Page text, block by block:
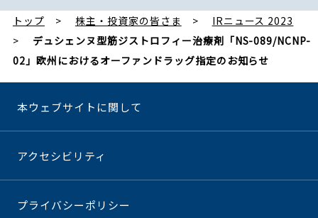
トップ 株主・投資家の皆さま
IRニュース 2023
デュシェンヌ型筋ジストロフィー治療剤「NS-089/NCNP-
02」欧州におけるオーファンドラッグ指定のお知らせ
本ウェブサイトに関して
アクセシビリティ
プライバシーポリシー